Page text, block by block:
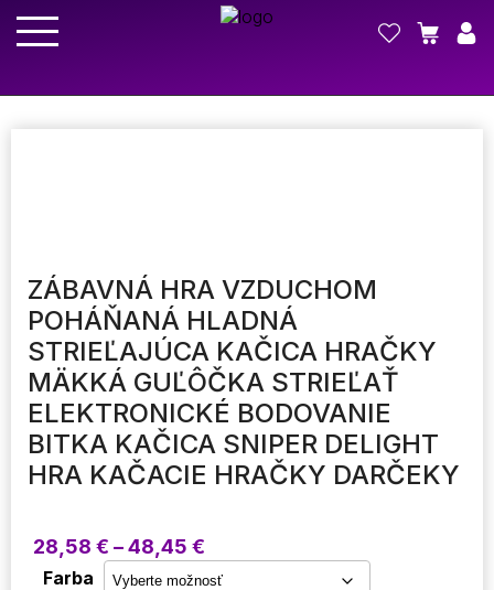
ZÁBAVNÁ HRA VZDUCHOM
POHÁŇANÁ HLADNÁ
STRIEĽAJÚCA KAČICA HRAČKY
MÄKKÁ GUĽÔČKA STRIEĽAŤ
ELEKTRONICKÉ BODOVANIE
BITKA KAČICA SNIPER DELIGHT
HRA KAČACIE HRAČKY DARČEKY
28,58 € –48,45 €
range:
Farba